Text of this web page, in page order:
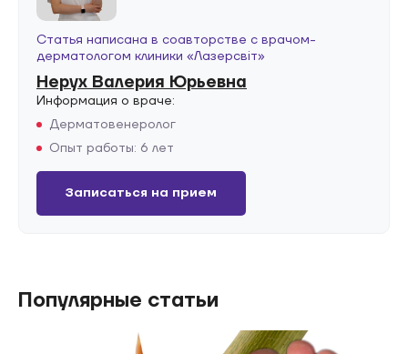
Статья написана в соавторстве с врачом-
дерматологом клиники «Лазерсвiт»
Нерух Валерия Юрьевна
Информация о враче:
Дерматовенеролог
Опыт работы: 6 лет
Записаться на прием
Популярные статьи